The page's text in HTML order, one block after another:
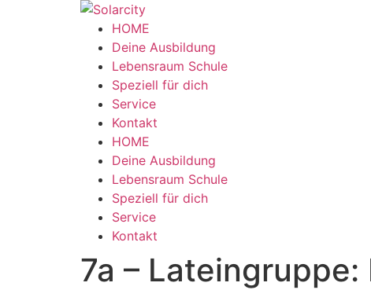
HOME
Deine Ausbildung
Lebensraum Schule
Speziell für dich
Service
Kontakt
Menü HOME
Deine Ausbildung
Lebensraum Schule
Speziell für dich
Service
Kontakt
7a – Lateingruppe: